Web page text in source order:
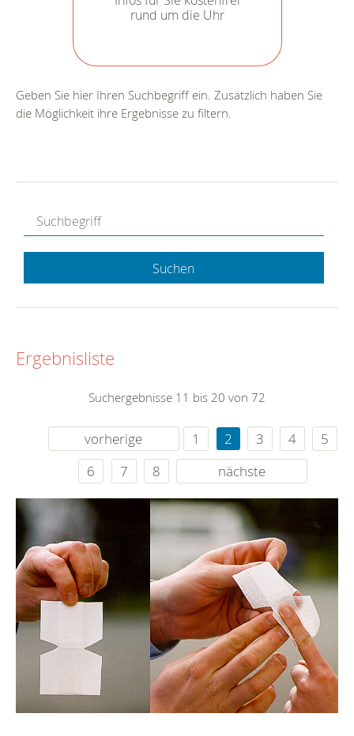
rund um die Uhr
Geben Sie hier Ihren Suchbegriff ein. Zusätzlich haben Sie
die Möglichkeit ihre Ergebnisse zu filtern.
Suchen
Ergebnisliste
Suchergebnisse 11 bis 20 von 72
vorherige 1 2 3 4
5
6
7 8 nächste